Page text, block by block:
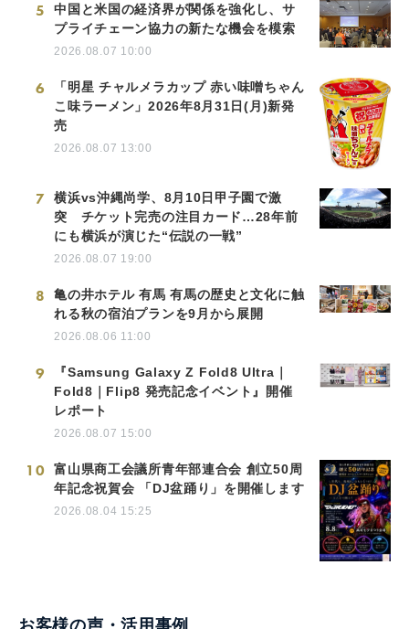
5
中国と米国の経済界が関係を強化し、サ
プライチェーン協力の新たな機会を模索
2026.08.07 10:00
6
「明星 チャルメラカップ 赤い味噌ちゃん
こ味ラーメン」2026年8月31日(月)新発
売
2026.08.07 13:00
7
横浜vs沖縄尚学、8月10日甲子園で激
突 チケット完売の注目カード…28年前
にも横浜が演じた“伝説の一戦”
2026.08.07 19:00
8
亀の井ホテル 有馬 有馬の歴史と文化に触
れる秋の宿泊プランを9月から展開
2026.08.06 11:00
9
『Samsung Galaxy Z Fold8 Ultra｜
Fold8｜Flip8 発売記念イベント』開催
レポート
2026.08.07 15:00
10
富山県商工会議所青年部連合会 創立50周
年記念祝賀会 「DJ盆踊り」を開催します
2026.08.04 15:25
お客様の声・活用事例